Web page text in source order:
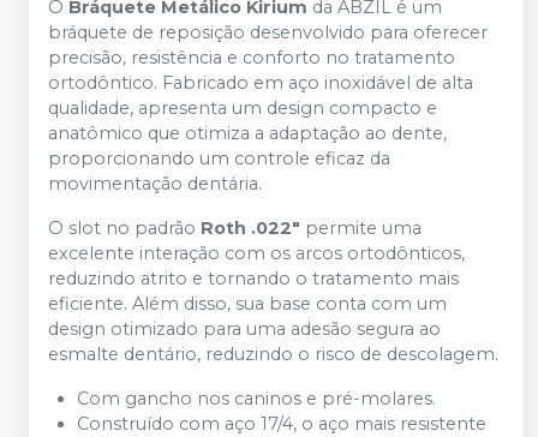
O Bráquete Metálico Kirium da ABZIL é um
bráquete de reposição desenvolvido para oferecer
precisão, resistência e conforto no tratamento
ortodôntico. Fabricado em aço inoxidável de alta
qualidade, apresenta um design compacto e
anatômico que otimiza a adaptação ao dente,
proporcionando um controle eficaz da
movimentação dentária.
O slot no padrão Roth .022" permite uma
excelente interação com os arcos ortodônticos,
reduzindo atrito e tornando o tratamento mais
eficiente. Além disso, sua base conta com um
design otimizado para uma adesão segura ao
esmalte dentário, reduzindo o risco de descolagem.
Com gancho nos caninos e pré-molares.
Construído com aço 17/4, o aço mais resistente